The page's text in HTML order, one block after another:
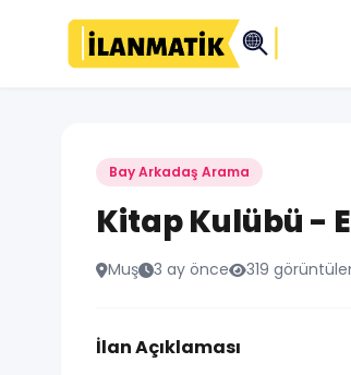
Bay Arkadaş Arama
Kitap Kulübü -
Muş 3 ay önce 319
İlan Açıklaması